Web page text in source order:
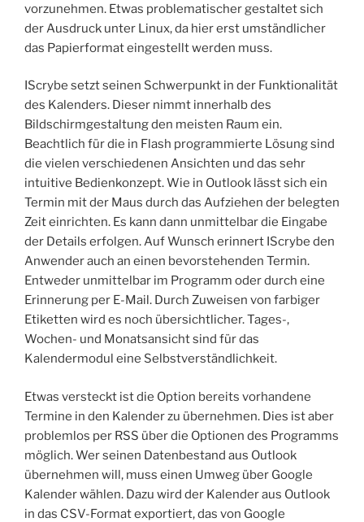
vorzunehmen. Etwas problematischer gestaltet sich
der Ausdruck unter Linux, da hier erst umständlicher
das Papierformat eingestellt werden muss.
IScrybe setzt seinen Schwerpunkt in der Funktionalität
des Kalenders. Dieser nimmt innerhalb des
Bildschirmgestaltung den meisten Raum ein.
Beachtlich für die in Flash programmierte Lösung sind
die vielen verschiedenen Ansichten und das sehr
intuitive Bedienkonzept. Wie in Outlook lässt sich ein
Termin mit der Maus durch das Aufziehen der belegten
Zeit einrichten. Es kann dann unmittelbar die Eingabe
der Details erfolgen. Auf Wunsch erinnert IScrybe den
Anwender auch an einen bevorstehenden Termin.
Entweder unmittelbar im Programm oder durch eine
Erinnerung per E-Mail. Durch Zuweisen von farbiger
Etiketten wird es noch übersichtlicher. Tages-,
Wochen- und Monatsansicht sind für das
Kalendermodul eine Selbstverständlichkeit.
Etwas versteckt ist die Option bereits vorhandene
Termine in den Kalender zu übernehmen. Dies ist aber
problemlos per RSS über die Optionen des Programms
möglich. Wer seinen Datenbestand aus Outlook
übernehmen will, muss einen Umweg über Google
Kalender wählen. Dazu wird der Kalender aus Outlook
in das CSV-Format exportiert, das von Google